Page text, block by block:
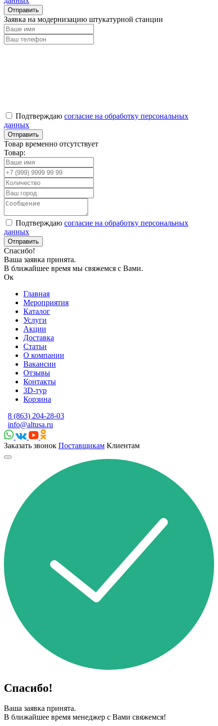
Заявка на модернизацию штукатурной станции
Подтверждаю согласие на обработку персональных
данных
Товар временно отсутствует
Товар:
Подтверждаю согласие на обработку персональных
данных
Спасибо!
Ваша заявка принята.
В ближайшее время мы свяжемся с Вами.
Ок
Главная
Мероприятия
Каталог
Услуги
Акции
Доставка
Статьи
О компании
Вакансии
Отзывы
Контакты
3D-тур
Корзина
8 (863) 204-28-03
info@altusa.ru
Заказать звонок Поставщикам Клиентам
Спасибо!
Ваша заявка принята.
В ближайшее время менеджер с Вами свяжемся!